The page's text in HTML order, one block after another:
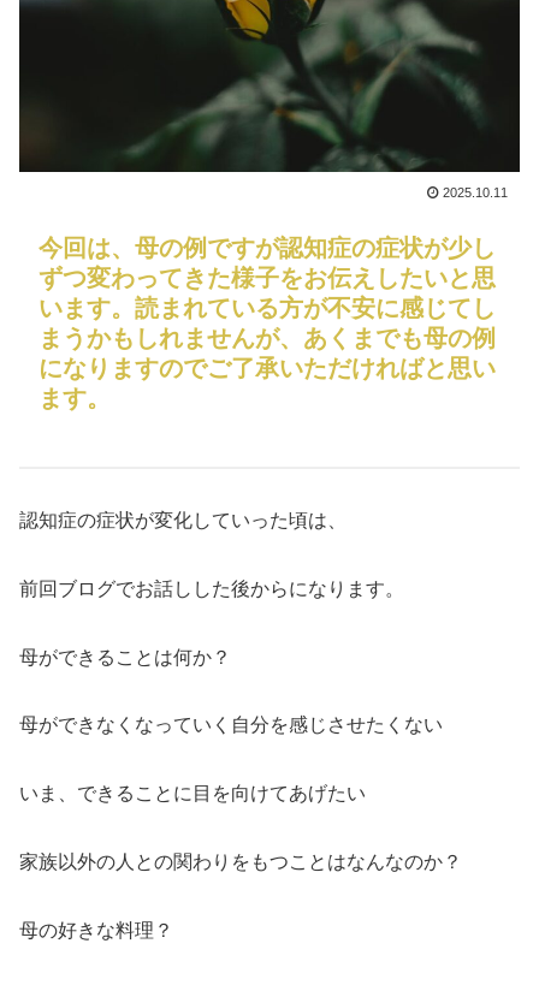
2025.10.11
今回は、母の例ですが認知症の症状が少し
ずつ変わってきた様子をお伝えしたいと思
います。読まれている方が不安に感じてし
まうかもしれませんが、あくまでも母の例
になりますのでご了承いただければと思い
ます。
認知症の症状が変化していった頃は、
前回ブログでお話しした後からになります。
母ができることは何か？
母ができなくなっていく自分を感じさせたくない
いま、できることに目を向けてあげたい
家族以外の人との関わりをもつことはなんなのか？
母の好きな料理？